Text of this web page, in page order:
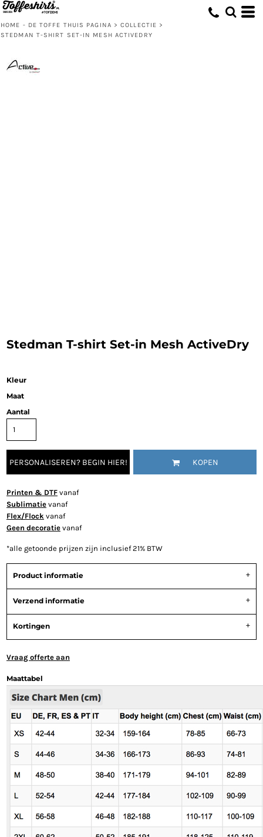
HOME - DE TOFFE THUIS PAGINA > COLLECTIE >
STEDMAN T-SHIRT SET-IN MESH ACTIVEDRY
Stedman T-shirt Set-in Mesh ActiveDry
Kleur
Maat
Aantal
PERSONALISEREN? BEGIN HIER! KOPEN
Printen & DTF vanaf
Sublimatie vanaf
Flex/Flock vanaf
Geen decoratie vanaf
*alle getoonde prijzen zijn inclusief 21% BTW
Product informatie
Verzend informatie
Kortingen
Vraag offerte aan
Maattabel